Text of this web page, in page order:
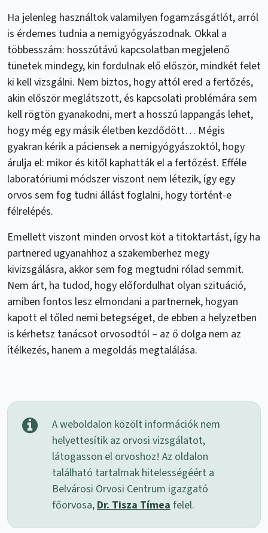
Ha jelenleg használtok valamilyen fogamzásgátlót, arról
is érdemes tudnia a nemigyógyászodnak. Okkal a
többesszám: hosszútávú kapcsolatban megjelenő
tünetek mindegy, kin fordulnak elő először, mindkét felet
ki kell vizsgálni. Nem biztos, hogy attól ered a fertőzés,
akin először meglátszott, és kapcsolati problémára sem
kell rögtön gyanakodni, mert a hosszú lappangás lehet,
hogy még egy másik életben kezdődött… Mégis
gyakran kérik a páciensek a nemigyógyászoktól, hogy
árulja el: mikor és kitől kaphatták el a fertőzést. Efféle
laboratóriumi módszer viszont nem létezik, így egy
orvos sem fog tudni állást foglalni, hogy történt-e
félrelépés.
Emellett viszont minden orvost köt a titoktartást, így ha
partnered ugyanahhoz a szakemberhez megy
kivizsgálásra, akkor sem fog megtudni rólad semmit.
Nem árt, ha tudod, hogy előfordulhat olyan szituáció,
amiben fontos lesz elmondani a partnernek, hogyan
kapott el tőled nemi betegséget, de ebben a helyzetben
is kérhetsz tanácsot orvosodtól – az ő dolga nem az
ítélkezés, hanem a megoldás megtalálása.
A weboldalon közölt információk nem
helyettesítik az orvosi vizsgálatot,
látogasson el orvoshoz! Az oldalon
található tartalmak hitelességéért a
Belvárosi Orvosi Centrum igazgató
főorvosa, Dr. Tisza Tímea felel.